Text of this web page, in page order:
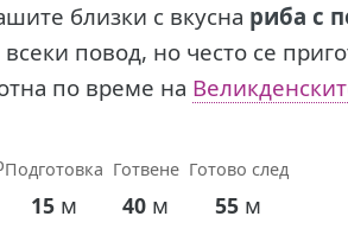
близки с вкусна риба с
повод, но често се
по време на
Подготовка
15м
Готвене
40 м
Готово след
55 м